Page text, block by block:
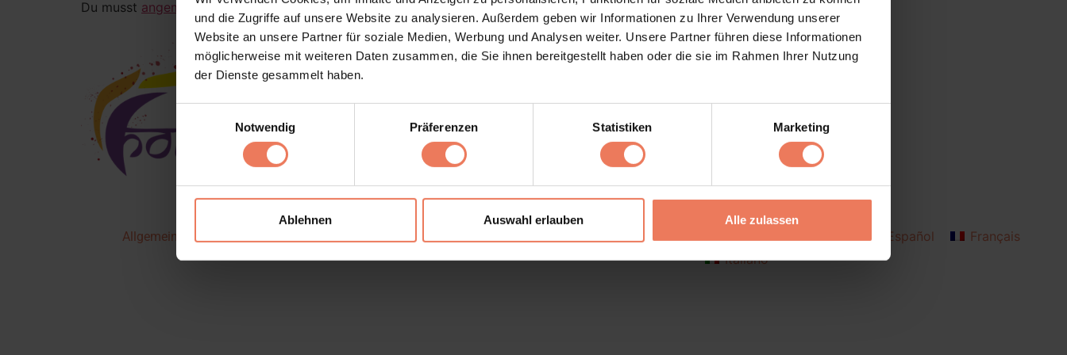
und die Zugriffe auf unsere Website zu analysieren. Außerdem geben wir Informationen zu Ihrer Verwendung unserer
Website an unsere Partner für soziale Medien, Werbung und Analysen weiter. Unsere Partner führen diese Informationen
möglicherweise mit weiteren Daten zusammen, die Sie ihnen bereitgestellt haben oder die sie im Rahmen Ihrer Nutzung
der Dienste gesammelt haben.
Notwendig
Präferenzen Statistiken Marketing
Ablehnen Auswahl erlauben Alle zulassen
Du musst angemeldet sein, um einen Kommentar abzugeben.
Allgemeine Geschäftsbediengungen Impressum Español
Français
Italiano